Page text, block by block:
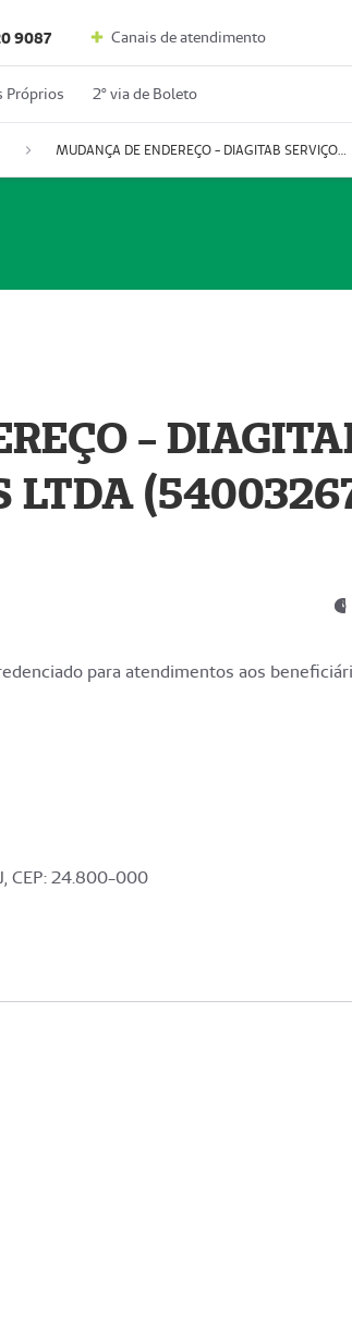
9087 Canais de atendimento
Próprios 2º via de Boleto
MUDANÇA DE ENDEREÇO - DIAGITAB SERVIÇOS MÉDICOS LTDA (54003267-5)
-
LTDA
para atendimentos aos
CEP: 24.800-000